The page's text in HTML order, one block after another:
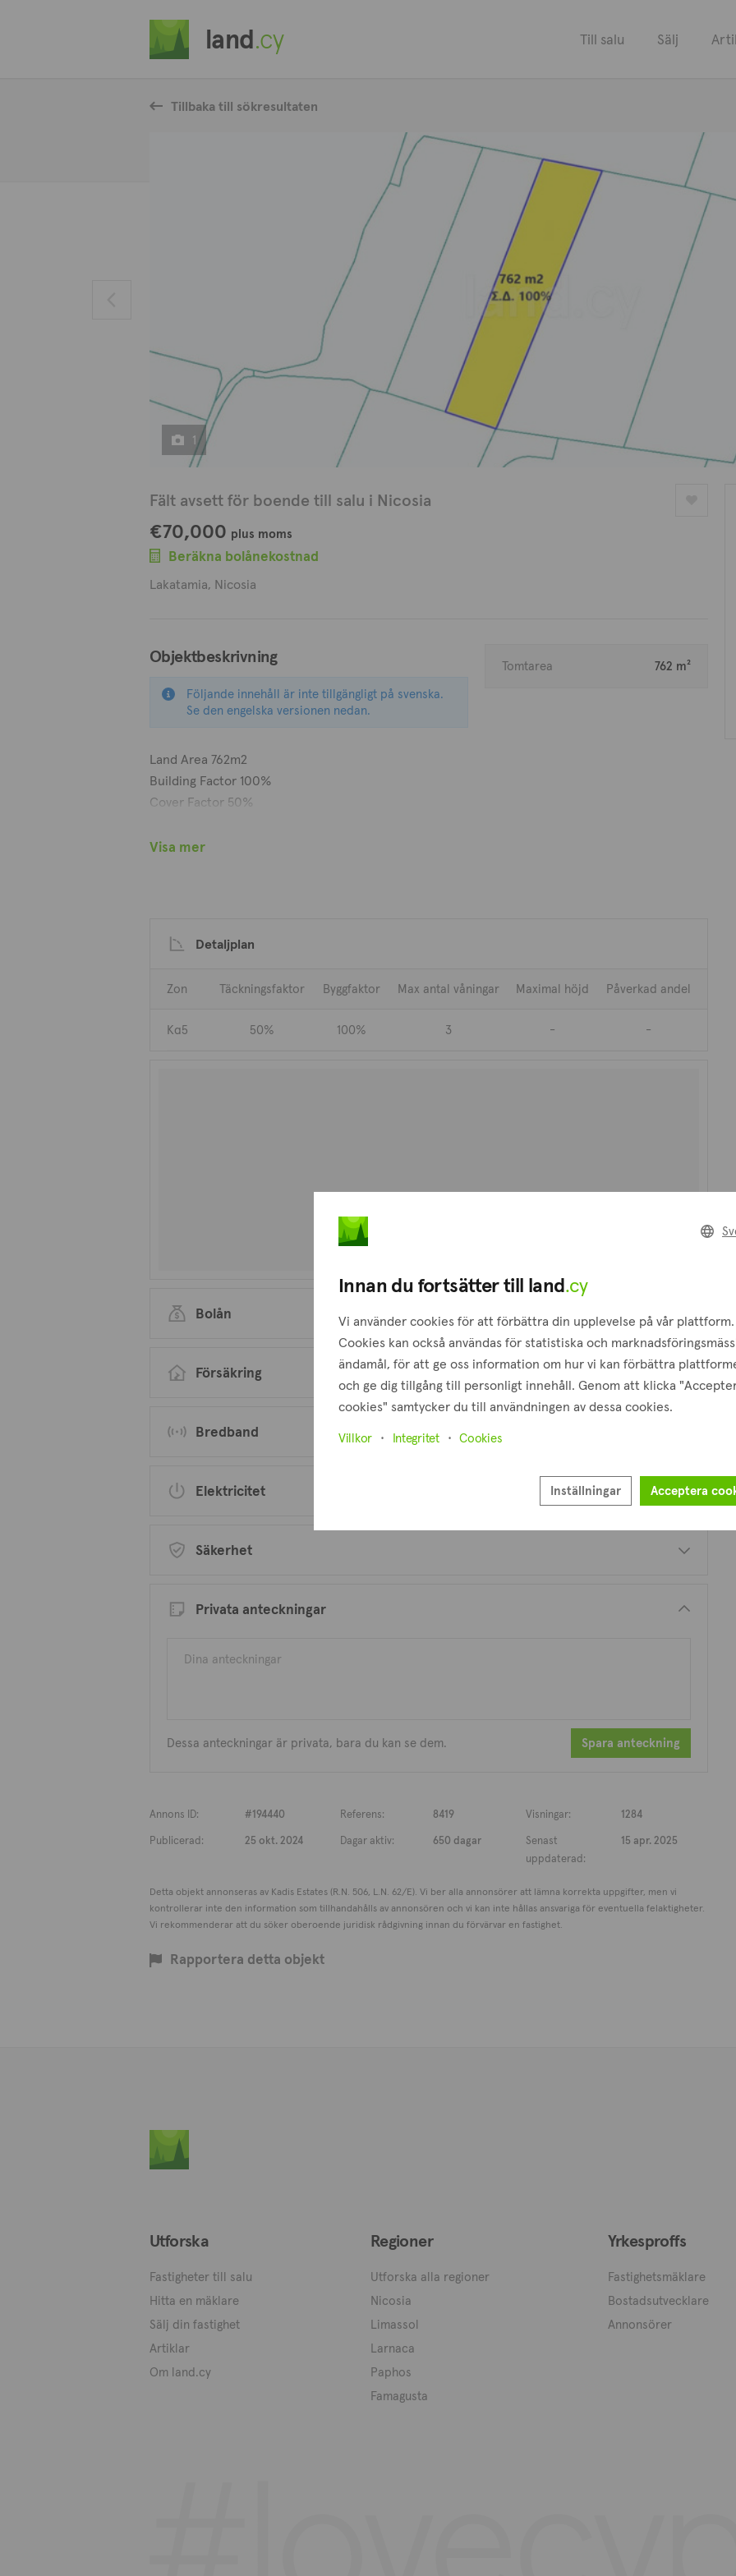
land.cy Till salu Sälj
Tillbaka till sökresultaten
1
Fält avsett för boende till salu i Nicosia
€70,000 plus moms
Beräkna bolånekostnad
Lakatamia, Nicosia
Objektbeskrivning
Följande innehåll är inte tillgängligt på svenska.
Se den engelska versionen nedan.
Land Area 762m2
Building Factor 100%
Cover Factor 50%
Visa mer
Tomtarea 762 m²
Detaljplan
Zon Täckningsfaktor Byggfaktor Max antal våningar Maximal höjd Påverkad andel
Kα5 50% 100% 3 - -
Bolån
Försäkring
Bredband
Elektricitet
Säkerhet
Privata anteckningar
Dessa anteckningar är privata, bara du kan se dem. Spara anteckning
Annons ID: #194440 Referens: 8419 Visningar:
1284
Publicerad:
25 okt. 2024 Dagar aktiv: 650 dagar
Senast
uppdaterad:
15 apr. 2025
Detta objekt annonseras av Kadis Estates (R.N. 506, L.N. 62/E). Vi ber alla annonsörer att lämna korrekta uppgifter, men vi
kontrollerar inte den information som tillhandahålls av annonsören och vi kan inte hållas ansvariga för eventuella felaktigheter.
Vi rekommenderar att du söker oberoende juridisk rådgivning innan du förvärvar en fastighet.
Rapportera detta objekt
Utforska
Fastigheter till salu
Hitta en mäklare
Sälj din fastighet
Artiklar
Om land.cy
Regioner
Utforska alla regioner
Nicosia
Limassol
Larnaca
Paphos
Famagusta
Yrkesproffs
Fastighetsmäklare
Bostadsutvecklare
Annonsörer
Innan du fortsätter till land.cy
Vi använder cookies för att förbättra din upplevelse på vår plattform.
Cookies kan också användas för statistiska och
ändamål, för att ge oss information om hur vi kan förbättra
och ge dig tillgång till personligt innehåll. Genom att klicka
cookies" samtycker du till användningen av dessa cookies.
Villkor Integritet Cookies
Inställningar Acceptera